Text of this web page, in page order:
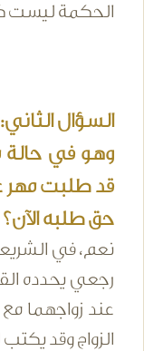
الحكمة ليست
السؤال
وهو في حالة
قد طلبت مهر
حق طلبه الآن؟
نعم، في
رجعي يحدده
عند زواجهما
الزواج وقد